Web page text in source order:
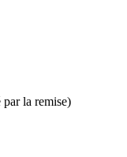
la remise)